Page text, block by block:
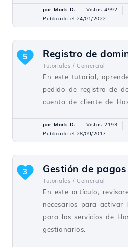
por Mark D. Vistas 4992
Publicado el 24/01/2022
Registro de
Tutoriales / Comercial
En este tutorial,
pedido de registro de
cuenta de cliente de
5
por Mark D. Vistas 2193
Publicado el 28/09/2017
Gestión de
Tutoriales / Comercial
En este artículo,
necesarios para activar
para los servicios de
gestionarlos.
3